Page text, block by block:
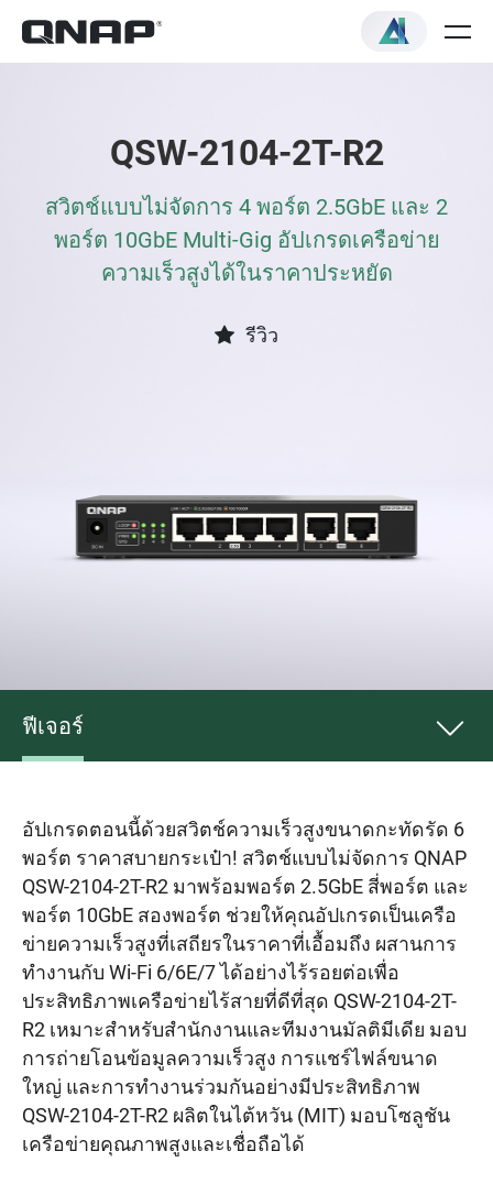
QSW-2104-2T-R2
สวิตช์แบบไม่จัดการ 4 พอร์ต 2.5GbE และ 2
พอร์ต 10GbE Multi-Gig อัปเกรดเครือข่าย
ความเร็วสูงได้ในราคาประหยัด
รีวิว
ฟีเจอร์
อัปเกรดตอนนี้ด้วยสวิตช์ความเร็วสูงขนาดกะทัดรัด 6
พอร์ต ราคาสบายกระเป๋า! สวิตช์แบบไม่จัดการ QNAP
QSW-2104-2T-R2 มาพร้อมพอร์ต 2.5GbE สี่พอร์ต และ
พอร์ต 10GbE สองพอร์ต ช่วยให้คุณอัปเกรดเป็นเครือ
ข่ายความเร็วสูงที่เสถียรในราคาที่เอื้อมถึง ผสานการ
ทำงานกับ Wi-Fi 6/6E/7 ได้อย่างไร้รอยต่อเพื่อ
ประสิทธิภาพเครือข่ายไร้สายที่ดีที่สุด QSW-2104-2T-
R2 เหมาะสำหรับสำนักงานและทีมงานมัลติมีเดีย มอบ
การถ่ายโอนข้อมูลความเร็วสูง การแชร์ไฟล์ขนาด
ใหญ่ และการทำงานร่วมกันอย่างมีประสิทธิภาพ
QSW-2104-2T-R2 ผลิตในไต้หวัน (MIT) มอบโซลูชัน
เครือข่ายคุณภาพสูงและเชื่อถือได้